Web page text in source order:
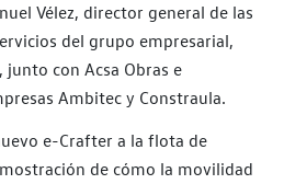
Vélez, director general de las
del grupo empresarial,
con Acsa Obras e
Ambitec y Constraula.
e-Crafter a la flota de
de cómo la movilidad